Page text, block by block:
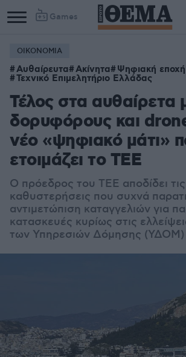
Games
ΟΙΚΟΝΟΜΙΑ
Αυθαίρευτα Ακίνητα Ψηφιακή εποχή
Τεχνικό Επιμελητήριο Ελλάδας
Τέλος στα αυθαίρετα
δορυφόρους και
νέο «ψηφιακό μάτι»
ετοιμάζει το ΤΕΕ
Ο πρόεδρος του ΤΕΕ αποδίδει τις
καθυστερήσεις που συχνά
αντιμετώπιση καταγγελιών για
κατασκευές κυρίως στις
των Υπηρεσιών Δόμησης (ΥΔΟΜ)